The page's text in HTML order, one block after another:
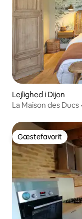
Lejlighed i Dijon
La Maison des
Gæstefavorit
Gæstefavorit